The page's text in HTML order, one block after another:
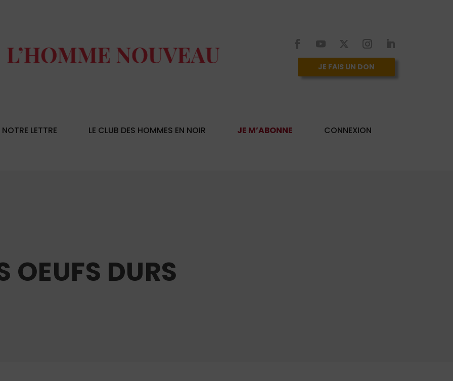
JE FAIS UN DON
NOTRE LETTRE LE CLUB DES HOMMES EN NOIR JE M’ABONNE
CONNEXION
OEUFS DURS